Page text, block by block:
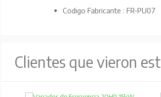
Codigo Fabricante : FR-PU07
Clientes que vieron